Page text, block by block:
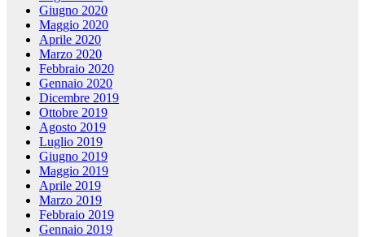
Giugno 2020
Maggio 2020
Aprile 2020
Marzo 2020
Febbraio 2020
Gennaio 2020
Dicembre 2019
Ottobre 2019
Agosto 2019
Luglio 2019
Giugno 2019
Maggio 2019
Aprile 2019
Marzo 2019
Febbraio 2019
Gennaio 2019